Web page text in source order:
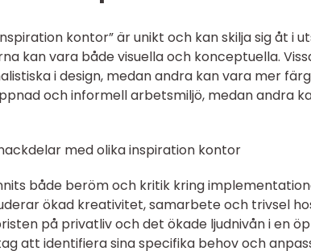
kontor” är unikt och kan skilja sig åt i
kan vara både visuella och konceptuella.
i design, medan andra kan vara mer
och informell arbetsmiljö, medan andra
med olika inspiration kontor
både beröm och kritik kring
ökad kreativitet, samarbete och trivsel
på privatliv och det ökade ljudnivån i en
att identifiera sina specifika behov och